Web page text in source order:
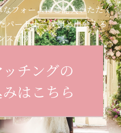
フォームにご記入いただく
パートナー候補と出会える
スです。
チングの
はこちら